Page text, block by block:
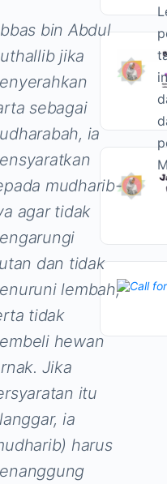
bin Abdul
jika
sebagai
ia
mudharib-
agar tidak
dan tidak
lembah,
tidak
hewan
Jika
itu
ia
harus